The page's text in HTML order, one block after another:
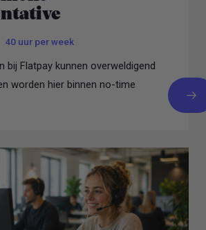
40 uur per week
bij Flatpay kunnen overweldigend
worden hier binnen no-time